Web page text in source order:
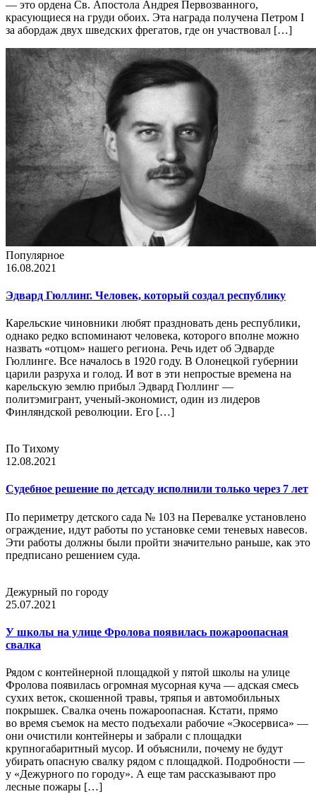
— это ордена Св. Апостола Андрея Первозванного,
красующиеся на груди обоих. Эта награда получена Петром I
за абордаж двух шведских фрегатов, где он участвовал […]
Популярное
16.08.2021
Эдвард Гюллинг. Человек, который создал республику
Карельские чиновники любят праздновать день республики,
однако редко вспоминают человека, которого вполне можно
назвать «отцом» нашего региона. Речь идет об Эдварде
Гюллинге. Все началось в 1920 году. В Олонецкой губернии
царили разруха и голод. И вот в эти непростые времена на
карельскую землю прибыл Эдвард Гюллинг —
политэмигрант, ученый-экономист, один из лидеров
Финляндской революции. Его […]
По Тихому
12.08.2021
Судебное решение по детсаду исполнили только через 7 лет
По периметру детского сада № 103 на Перевалке установлено
ограждение, идут работы по установке семи теневых навесов.
Эти работы должны были пройти значительно раньше, как это
предписано решением суда.
Дежурный по городу
25.07.2021
У школы на улице Фролова появилась пожароопасная
свалка
Рядом с контейнерной площадкой у пятой школы на улице
Фролова появилась огромная мусорная куча — адская смесь
сухих веток, скошенной травы, тряпья и автомобильных
покрышек. Свалка очень пожароопасная. Кстати, прямо
во время съемок на место подъехали рабочие «Экосервиса» —
они очистили контейнеры и забрали с площадки
крупногабаритный мусор. И объяснили, почему не будут
убирать опасную свалку рядом с площадкой. Подробности —
у «Дежурного по городу». А еще там рассказывают про
лесные пожары […]